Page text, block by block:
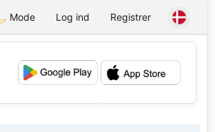
Mode Log ind Registrer
💕